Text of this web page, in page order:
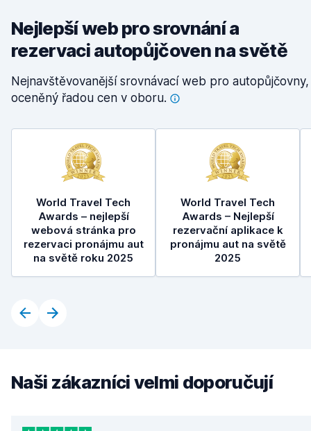
Nejlepší web pro srovnání a
rezervaci autopůjčoven na světě
Nejnavštěvovanější srovnávací web pro autopůjčovny,
oceněný řadou cen v oboru.
World Travel Tech
Awards – nejlepší
webová stránka pro
rezervaci pronájmu aut
na světě roku 2025
World Travel Tech
Awards – Nejlepší
rezervační aplikace k
pronájmu aut na světě
2025
Naši zákazníci velmi doporučují